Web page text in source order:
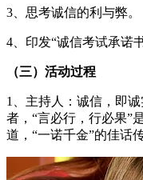
3、思考诚信的利与弊。
4、印发“诚信考试承诺书
（三）活动过程
1、主持人：诚信，即
者，“言必行，行必果”
道，“一诺千金”的佳话